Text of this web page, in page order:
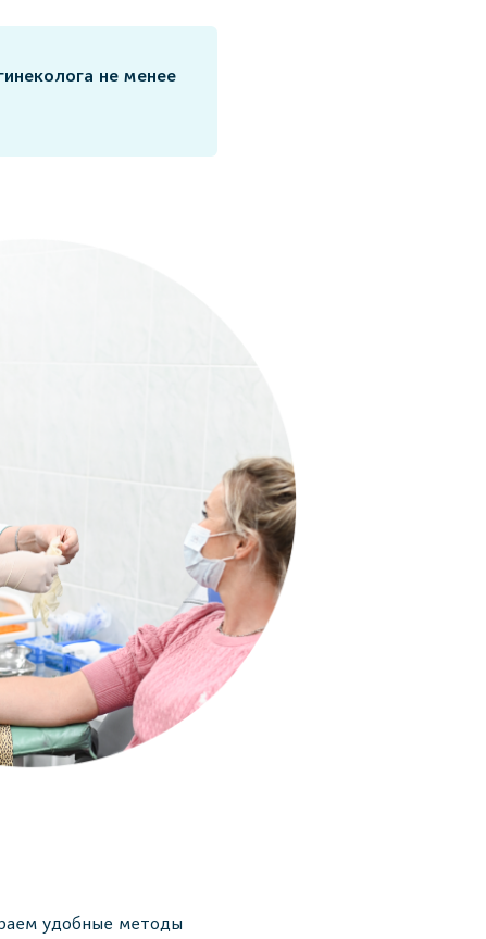
не менее
удобные методы